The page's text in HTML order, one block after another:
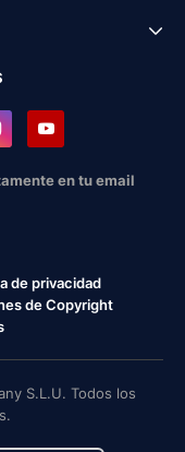
en tu email
de privacidad
de Copyright
S.L.U. Todos los